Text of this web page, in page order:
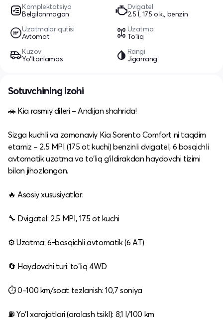
Komplektatsiya
Belgilanmagan
Dvigatel
2.5 l, 175 o.k., benzin
Uzatmalar qutisi
Avtomat
Uzatma
To'liq
Kuzov
Yo‘ltanlamas
Rangi
Jigarrang
Sotuvchining izohi
🚗 Kia rasmiy dileri – Andijan shahrida!
Sizga kuchli va zamonaviy Kia Sorento Comfort ni taqdim
etamiz – 2.5 MPI (175 ot kuchi) benzinli dvigatel, 6 bosqichli
avtomatik uzatma va to‘liq g‘ildirakdan haydovchi tizimi
bilan jihozlangan.
🔥 Asosiy xususiyatlar:
🔧 Dvigatel: 2.5 MPI, 175 ot kuchi
⚙️ Uzatma: 6‑bosqichli avtomatik (6 AT)
🔄 Haydovchi turi: to‘liq 4WD
⏱️ 0–100 km/soat tezlanish: 10,7 soniya
⛽ Yo‘l xarajatlari (aralash tsikl): 8,1 l/100 km